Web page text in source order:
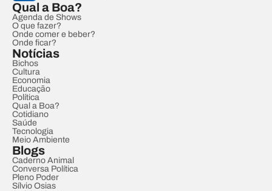
Qual a Boa?
Agenda de Shows
O que fazer?
Onde comer e beber?
Onde ficar?
Notícias
Bichos
Cultura
Economia
Educação
Política
Qual a Boa?
Cotidiano
Saúde
Tecnologia
Meio Ambiente
Blogs
Caderno Animal
Conversa Política
Pleno Poder
Sílvio Osias